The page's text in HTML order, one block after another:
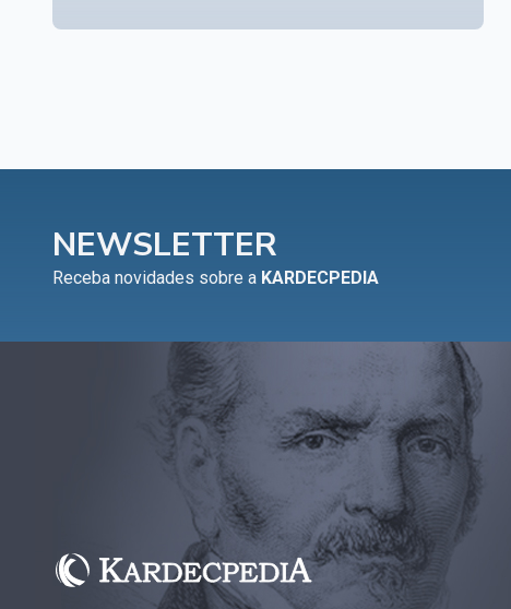
NEWSLETTER
Receba novidades sobre a KARDECPEDIA